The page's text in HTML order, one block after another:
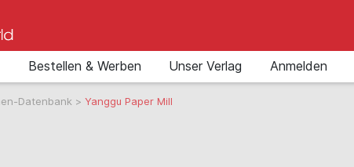
Bestellen & Werben Unser Verlag Anmelden
Datenbank > Yanggu Paper Mill